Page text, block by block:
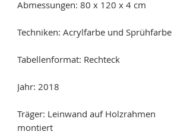
Abmessungen: 80 x 120 x 4 cm
Techniken: Acrylfarbe und Sprühfarbe
Tabellenformat: Rechteck
Jahr: 2018
Träger: Leinwand auf Holzrahmen
montiert